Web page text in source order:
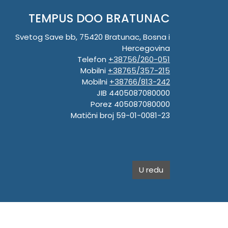
TEMPUS DOO BRATUNAC
Svetog Save bb, 75420 Bratunac, Bosna i
Hercegovina
Telefon +38756/260-051
Mobilni +38765/357-215
Mobilni +38766/813-242
JIB 4405087080000
Porez 405087080000
Matični broj 59-01-0081-23
U redu